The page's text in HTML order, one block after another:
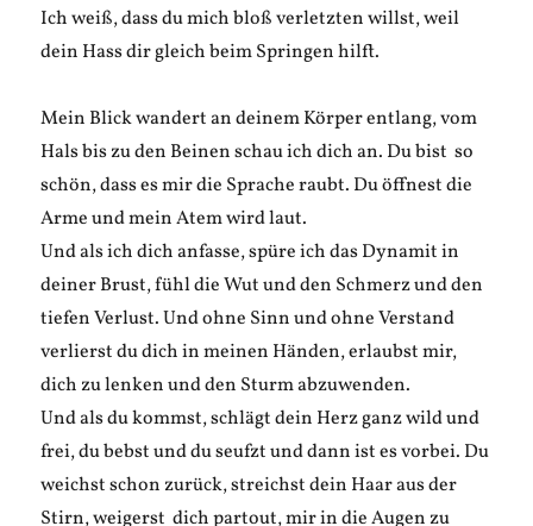
Ich weiß, dass du mich bloß verletzten willst, weil
dein Hass dir gleich beim Springen hilft.
Mein Blick wandert an deinem Körper entlang, vom
Hals bis zu den Beinen schau ich dich an. Du bist so
schön, dass es mir die Sprache raubt. Du öffnest die
Arme und mein Atem wird laut.
Und als ich dich anfasse, spüre ich das Dynamit in
deiner Brust, fühl die Wut und den Schmerz und den
tiefen Verlust. Und ohne Sinn und ohne Verstand
verlierst du dich in meinen Händen, erlaubst mir,
dich zu lenken und den Sturm abzuwenden.
Und als du kommst, schlägt dein Herz ganz wild und
frei, du bebst und du seufzt und dann ist es vorbei. Du
weichst schon zurück, streichst dein Haar aus der
Stirn, weigerst dich partout, mir in die Augen zu